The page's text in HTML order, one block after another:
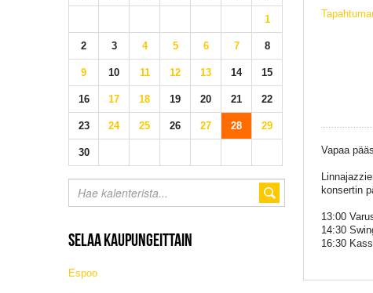
Vapaa
konsertin
13:00
14:30
16:30
1
2 3 4 5 6 7 8
9 10 11 12 13 14 15
16 17 18 19 20 21 22
23 24 25 26 27 28 29
30
SELAA KAUPUNGEITTAIN
Espoo